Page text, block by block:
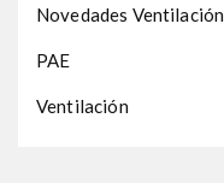
Novedades Ventilación
PAE
Ventilación